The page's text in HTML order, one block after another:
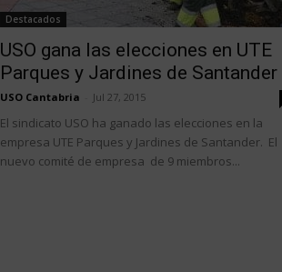
Destacados
USO gana las elecciones en UTE
Parques y Jardines de Santander
USO Cantabria Jul 27, 2015
El sindicato USO ha ganado las elecciones en la
empresa UTE Parques y Jardines de Santander. El
nuevo comité de empresa de 9 miembros...